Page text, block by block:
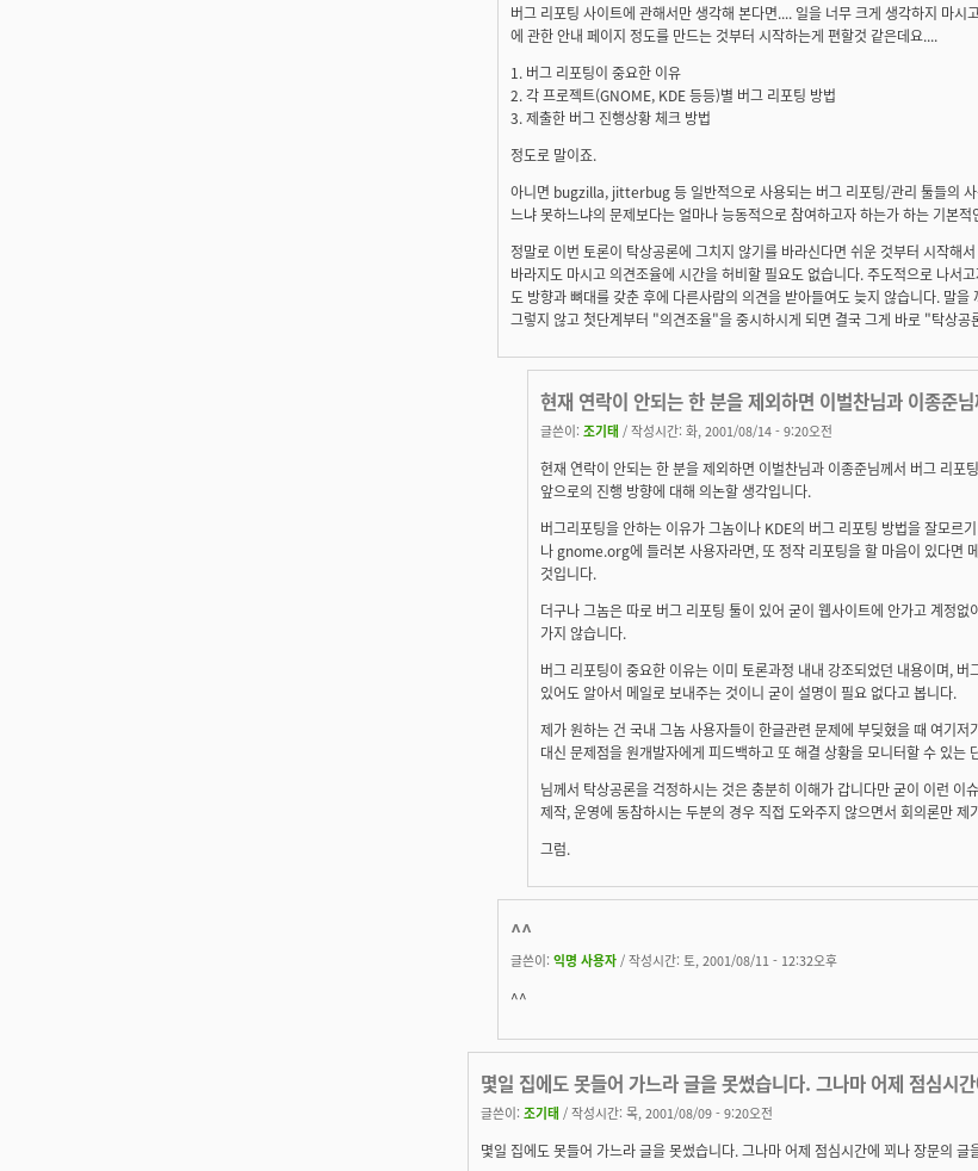
버그 리포팅 사이트에 관해서만 생각해 본다면.... 일을 너무 크게 생각하지 마시
에 관한 안내 페이지 정도를 만드는 것부터 시작하는게 편할것 같은데요....
1. 버그 리포팅이 중요한 이유
2. 각 프로젝트(GNOME, KDE 등등)별 버그 리포팅 방법
3. 제출한 버그 진행상황 체크 방법
정도로 말이죠.
아니면 bugzilla, jitterbug 등 일반적으로 사용되는 버그 리포팅/관리 툴들의
느냐 못하느냐의 문제보다는 얼마나 능동적으로 참여하고자 하는가 하는 기본
정말로 이번 토론이 탁상공론에 그치지 않기를 바라신다면 쉬운 것부터 시작해
바라지도 마시고 의견조율에 시간을 허비할 필요도 없습니다. 주도적으로 나서
도 방향과 뼈대를 갖춘 후에 다른사람의 의견을 받아들여도 늦지 않습니다. 말
그렇지 않고 첫단계부터 "의견조율"을 중시하시게 되면 결국 그게 바로 "탁상공
현재 연락이 안되는 한 분을 제외하면 이벌찬님과 이종준
글쓴이: 조기태 / 작성시간: 화, 2001/08/14 - 9:20오전
현재 연락이 안되는 한 분을 제외하면 이벌찬님과 이종준님께서 버그 리포
앞으로의 진행 방향에 대해 의논할 생각입니다.
버그리포팅을 안하는 이유가 그놈이나 KDE의 버그 리포팅 방법을 잘모
나 gnome.org에 들러본 사용자라면, 또 정작 리포팅을 할 마음이 있다면
것입니다.
더구나 그놈은 따로 버그 리포팅 툴이 있어 굳이 웹사이트에 안가고 계정
가지 않습니다.
버그 리포팅이 중요한 이유는 이미 토론과정 내내 강조되었던 내용이며,
있어도 알아서 메일로 보내주는 것이니 굳이 설명이 필요 없다고 봅니다.
제가 원하는 건 국내 그놈 사용자들이 한글관련 문제에 부딪혔을 때 여기
대신 문제점을 원개발자에게 피드백하고 또 해결 상황을 모니터할 수 있는
님께서 탁상공론을 걱정하시는 것은 충분히 이해가 갑니다만 굳이 이런
제작, 운영에 동참하시는 두분의 경우 직접 도와주지 않으면서 회의론만
그럼.
^^
글쓴이: 익명 사용자 / 작성시간: 토, 2001/08/11 - 12:32오후
^^
몇일 집에도 못들어 가느라 글을 못썼습니다. 그나마 어제 점심시
글쓴이: 조기태 / 작성시간: 목, 2001/08/09 - 9:20오전
몇일 집에도 못들어 가느라 글을 못썼습니다. 그나마 어제 점심시간에 꾀나 장문의